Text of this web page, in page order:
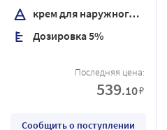
крем для наружного применения
Дозировка 5%
Последняя цена:
539.10₽
Сообщить о поступлении